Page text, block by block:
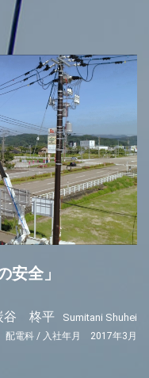
安全」
谷 柊平 Sumitani Shuhei
配電科 / 入社年月 2017年3月